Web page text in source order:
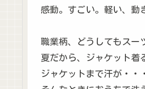
感動。すごい。軽い、動
職業柄、どうしてもスー
夏だから、ジャケット着
ジャケットまで汗が・・